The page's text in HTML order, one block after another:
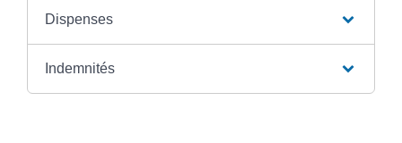
Dispenses
Indemnités